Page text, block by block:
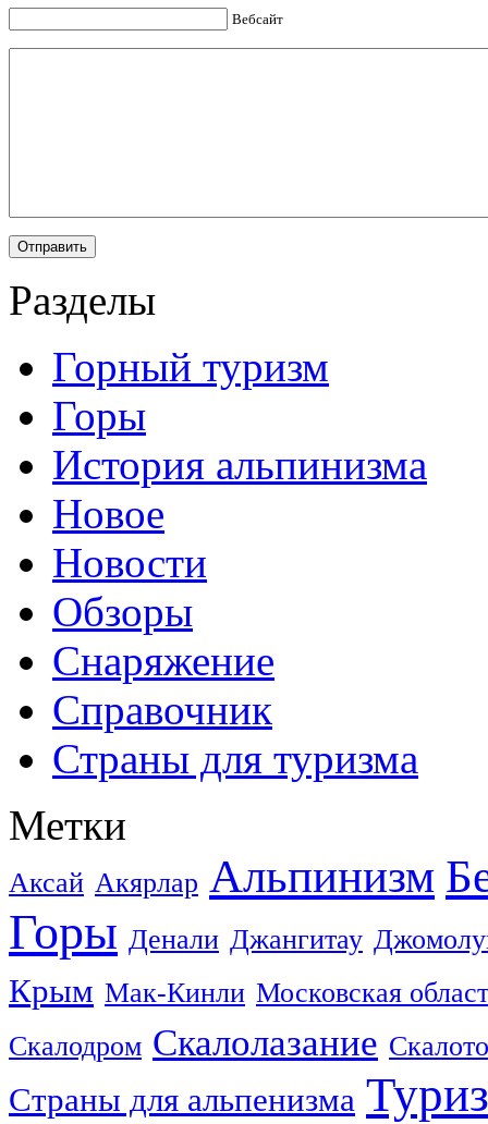
Вебсайт
Разделы
Горный туризм
Горы
История альпинизма
Новое
Новости
Обзоры
Снаряжение
Справочник
Страны для туризма
Метки
Аксай Акярлар Альпинизм
Горы Денали Джангитау
Крым Мак-Кинли Московская
Скалодром Скалолазание
Страны для альпенизма